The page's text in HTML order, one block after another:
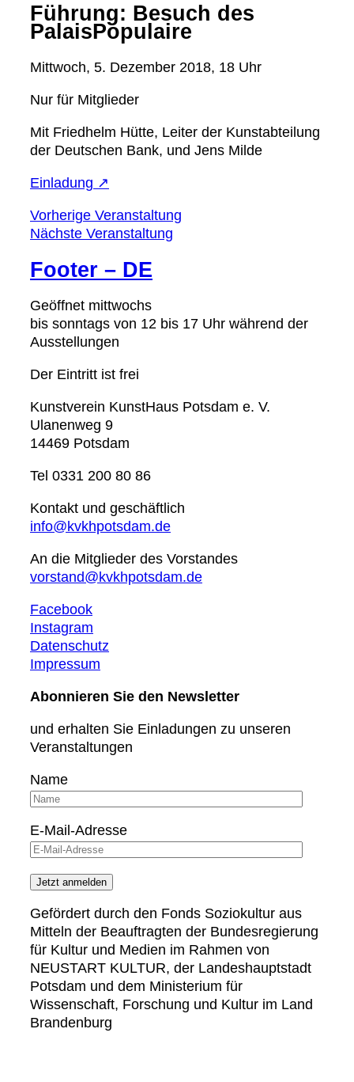
Führung: Besuch des
PalaisPopulaire
Mittwoch, 5. Dezember 2018, 18 Uhr
Nur für Mitglieder
Mit Friedhelm Hütte, Leiter der Kunstabteilung
der Deutschen Bank, und Jens Milde
Einladung ↗
Vorherige Veranstaltung
Nächste Veranstaltung
Footer – DE
Geöffnet mittwochs
bis sonntags von 12 bis 17 Uhr während der
Ausstellungen
Der Eintritt ist frei
Kunstverein KunstHaus Potsdam e. V.
Ulanenweg 9
14469 Potsdam
Tel 0331 200 80 86
Kontakt und geschäftlich
info@kvkhpotsdam.de
An die Mitglieder des Vorstandes
vorstand@kvkhpotsdam.de
Facebook
Instagram
Datenschutz
Impressum
Abonnieren Sie den Newsletter
und erhalten Sie Einladungen zu unseren
Veranstaltungen
Name
E-Mail-Adresse
Gefördert durch den Fonds Soziokultur aus
Mitteln der Beauftragten der Bundesregierung
für Kultur und Medien im Rahmen von
NEUSTART KULTUR, der Landeshauptstadt
Potsdam und dem Ministerium für
Wissenschaft, Forschung und Kultur im Land
Brandenburg